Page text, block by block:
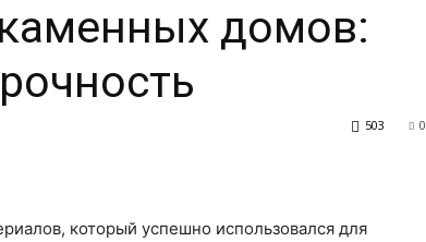
домов:
0
503
который успешно использовался для